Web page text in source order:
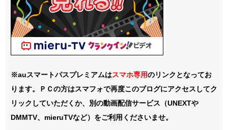
※auスマートパスプレミアムはスマホ専用のリンクとなってお
ります。ＰＣの方はスマフォで再度このブログにアクセスしてク
リックしていただくか、別の動画配信サービス（UNEXTや
DMMTV、mieruTVなど）をご利用くださいませ。